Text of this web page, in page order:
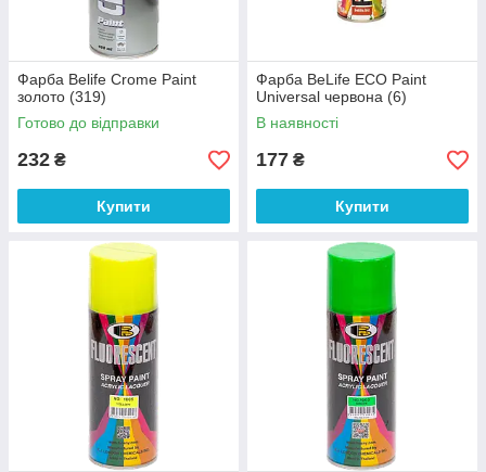
Фарба Belife Crome Paint
золото (319)
Готово до відправки
232 ₴
Купити
Фарба BeLife ECO Paint
Universal червона (6)
В наявності
177 ₴
Купити